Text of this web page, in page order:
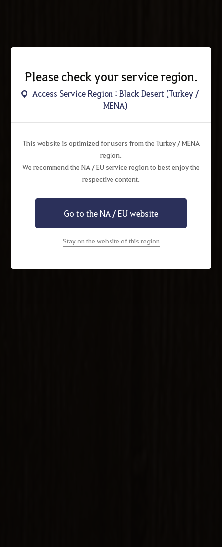
Please check your service region.
Access Service Region : Black Desert (Turkey /
MENA)
This website is optimized for users from the Turkey / MENA
region.
We recommend the NA / EU service region to best enjoy the
respective content.
Go to the NA / EU website
Stay on the website of this region